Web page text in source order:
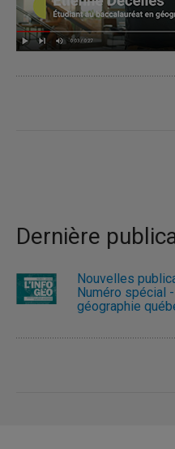
Dernière
Nouvelles
Numéro spécial
géographie